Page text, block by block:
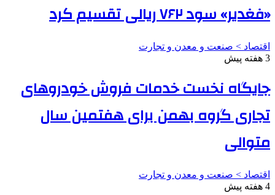
«فغدیر» سود ۷۶۲ ریالی تقسیم کرد
اقتصاد > صنعت و معدن و تجارت
3 هفته پیش
جایگاه نخست خدمات فروش خودروهای
تجاری گروه بهمن برای هفتمین سال
متوالی
اقتصاد > صنعت و معدن و تجارت
4 هفته پیش